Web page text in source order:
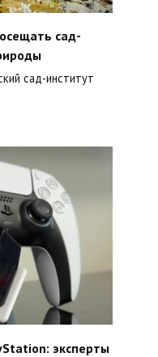
сад-
сад-институт
эксперты